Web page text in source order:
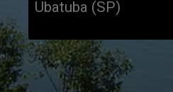
Ubatuba (SP)